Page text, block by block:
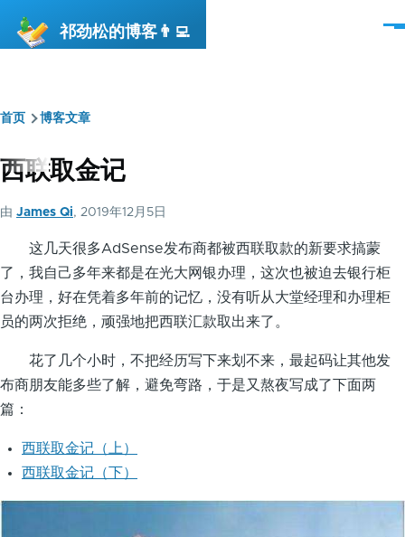
祁劲松的博客👨‍💻
菜
面
包
屑
首页 博客文章
西联取金记
由 James Qi, 2019年12月5日
这几天很多AdSense发布商都被西联取款的新要求搞蒙
了，我自己多年来都是在光大网银办理，这次也被迫去银行柜
台办理，好在凭着多年前的记忆，没有听从大堂经理和办理柜
员的两次拒绝，顽强地把西联汇款取出来了。
花了几个小时，不把经历写下来划不来，最起码让其他发
布商朋友能多些了解，避免弯路，于是又熬夜写成了下面两
篇：
西联取金记（上）
西联取金记（下）